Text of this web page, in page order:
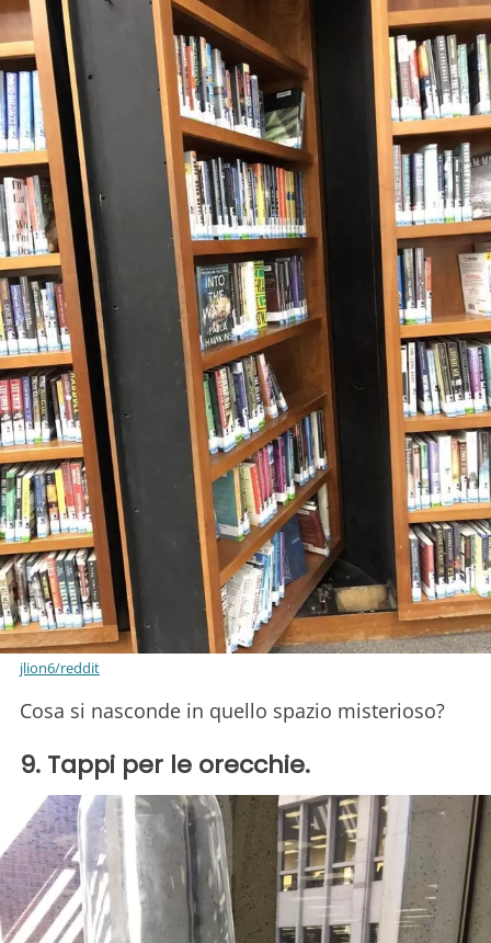
jlion6/reddit
Cosa si nasconde in quello spazio misterioso?
9. Tappi per le orecchie.